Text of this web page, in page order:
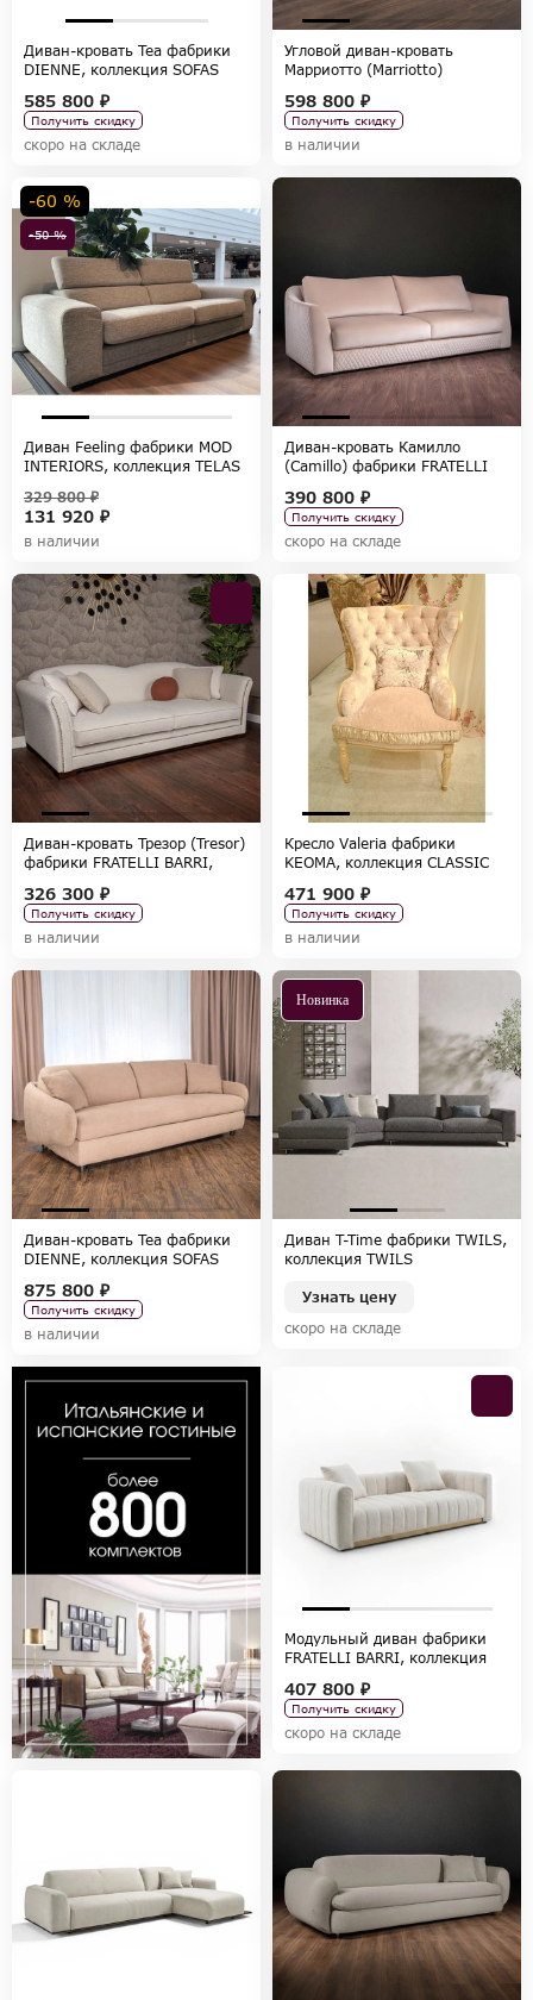
Диван-кровать Tea фабрики
DIENNE, коллекция SOFAS
585 800 ₽
Получить скидку
скоро на складе
Угловой диван-кровать
Марриотто (Marriotto)
коллекция SELECTION
598 800 ₽
Получить скидку
в наличии
-50 %
-60 %
Диван Feeling фабрики MOD
INTERIORS, коллекция TELAS
131 920 ₽
329 800 ₽
в наличии
Диван-кровать Камилло
(Camillo) фабрики FRATELLI
390 800 ₽
Получить скидку
скоро на складе
Диван-кровать Трезор (Tresor)
фабрики FRATELLI BARRI,
326 300 ₽
Получить скидку
в наличии
Кресло Valeria фабрики
KEOMA, коллекция CLASSIC
471 900 ₽
Получить скидку
в наличии
Диван-кровать Tea фабрики
DIENNE, коллекция SOFAS
875 800 ₽
Получить скидку
в наличии
Новинка
Диван T-Time фабрики TWILS,
коллекция TWILS
Узнать цену
скоро на складе
Модульный диван фабрики
FRATELLI BARRI, коллекция
407 800 ₽
Получить скидку
скоро на складе